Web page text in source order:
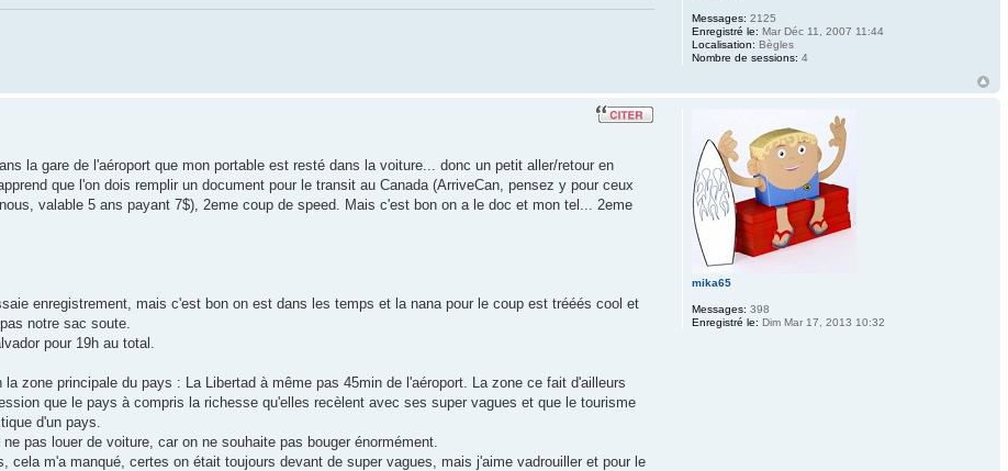
Messages: 2125
Enregistré le: Mar Déc 11, 2007 11:44
Localisation: Bègles
Nombre de sessions: 4
la gare de l'aéroport que mon portable est resté dans la voiture... donc un petit aller/retour en
que l'on dois remplir un document pour le transit au Canada (ArriveCan, pensez y pour ceux
valable 5 ans payant 7$), 2eme coup de speed. Mais c'est bon on a le doc et mon tel... 2eme
enregistrement, mais c'est bon on est dans les temps et la nana pour le coup est trééés cool et
notre sac soute.
pour 19h au total.
zone principale du pays : La Libertad à même pas 45min de l'aéroport. La zone ce fait d'ailleurs
que le pays à compris la richesse qu'elles recèlent avec ses super vagues et que le tourisme
d'un pays.
pas louer de voiture, car on ne souhaite pas bouger énormément.
cela m'a manqué, certes on était toujours devant de super vagues, mais j'aime vadrouiller et pour le
mika65
Messages: 398
Enregistré le: Dim Mar 17, 2013 10:32